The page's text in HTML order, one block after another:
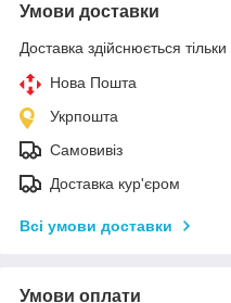
Умови доставки
Доставка здійснюється
Нова Пошта
Укрпошта
Самовивіз
Доставка кур'єром
Всі умови доставки
Умови оплати